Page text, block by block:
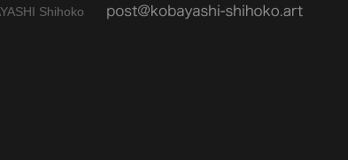
Shihoko